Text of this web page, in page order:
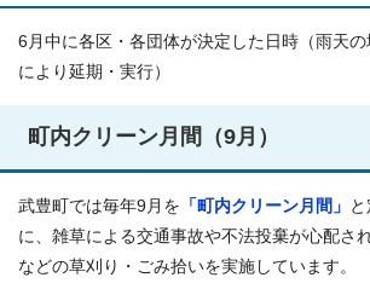
6月中に各区・各団体が決定した日時（雨天
により延期・実行）
町内クリーン月間（9月）
武豊町では毎年9月を 「町内クリーン月間」
に、雑草による交通事故や不法投棄が心配さ
などの草刈り・ごみ拾いを実施しています。